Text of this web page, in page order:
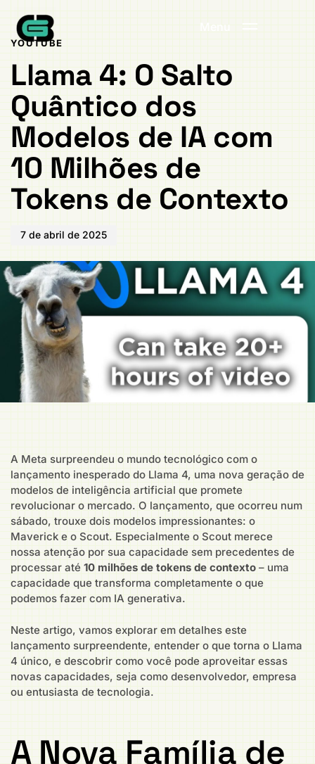
Menu
EM:
YOUTUBE
Llama 4: O Salto
Quântico dos
Modelos de IA com
10 Milhões de
Tokens de Contexto
em:
7 de abril de 2025
A Meta surpreendeu o mundo tecnológico com o
lançamento inesperado do Llama 4, uma nova geração de
modelos de inteligência artificial que promete
revolucionar o mercado. O lançamento, que ocorreu num
sábado, trouxe dois modelos impressionantes: o
Maverick e o Scout. Especialmente o Scout merece
nossa atenção por sua capacidade sem precedentes de
processar até 10 milhões de tokens de contexto – uma
capacidade que transforma completamente o que
podemos fazer com IA generativa.
Neste artigo, vamos explorar em detalhes este
lançamento surpreendente, entender o que torna o Llama
4 único, e descobrir como você pode aproveitar essas
novas capacidades, seja como desenvolvedor, empresa
ou entusiasta de tecnologia.
A Nova Família de